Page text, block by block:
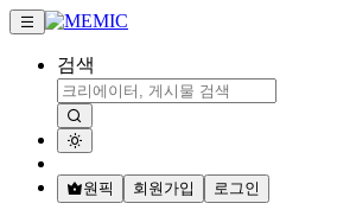
검색
원픽 회원가입 로그인